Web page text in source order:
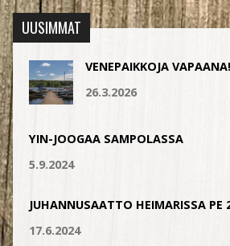
UUSIMMAT
VENEPAIKKOJA VAPAANA!
26.3.2026
YIN-JOOGAA SAMPOLASSA
5.9.2024
JUHANNUSAATTO HEIMARISSA PE
17.6.2024